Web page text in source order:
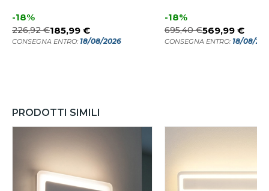
-18%
226,92 €185,99 €
CONSEGNA ENTRO: 18/08/2026
-18%
695,40 €569,99 €
CONSEGNA ENTRO: 18/08/
PRODOTTI SIMILI